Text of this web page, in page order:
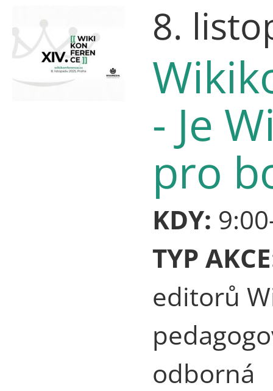
8.
- Je
pro
KDY:
TYP
editorů
odborná